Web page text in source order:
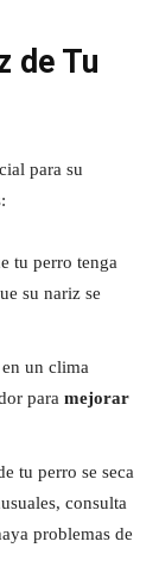
de Tu
para su
tu perro tenga
su nariz se
un clima
para mejorar
tu perro se seca
consulta
problemas de